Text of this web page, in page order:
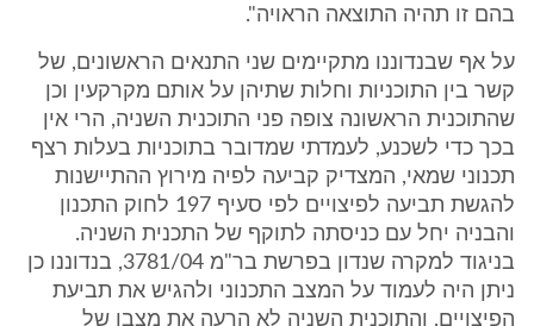
בהם זו תהיה התוצאה הראויה".
על אף שבנדוננו מתקיימים שני התנאים הראשונים, של
קשר בין התוכניות וחלות שתיהן על אותם מקרקעין וכן
שהתוכנית הראשונה צופה פני התוכנית השניה, הרי אין
בכך כדי לשכנע, לעמדתי שמדובר בתוכניות בעלות רצף
תכנוני שמאי, המצדיק קביעה לפיה מירוץ ההתיישנות
להגשת תביעה לפיצויים לפי סעיף 197 לחוק התכנון
והבניה יחל עם כניסתה לתוקף של התכנית השניה.
בניגוד למקרה שנדון בפרשת בר"מ 3781/04, בנדוננו כן
ניתן היה לעמוד על המצב התכנוני ולהגיש את תביעת
הפיצויים, והתוכנית השניה לא הרעה את מצבו של